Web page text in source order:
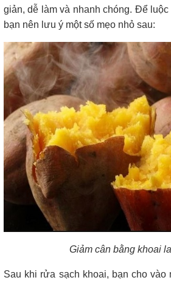
giản, dễ làm và nhanh chóng. Để
bạn nên lưu ý một số mẹo nhỏ sau:
Giảm cân bằng khoai
Sau khi rửa sạch khoai, bạn cho